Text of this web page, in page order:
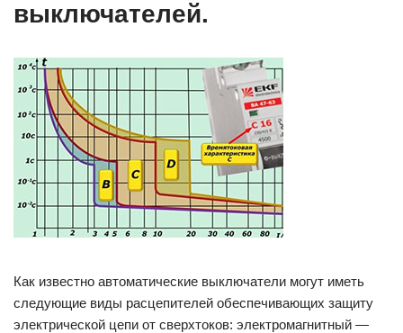
выключателей.
Как известно автоматические выключатели могут иметь
следующие виды расцепителей обеспечивающих защиту
электрической цепи от сверхтоков: электромагнитный —